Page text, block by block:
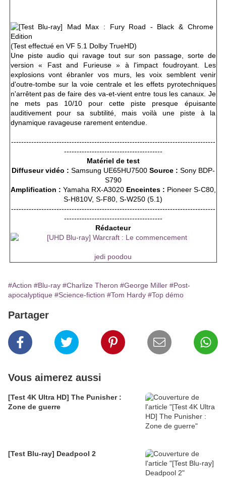
(Test effectué en VF 5.1 Dolby TrueHD)
Une piste audio qui ravage tout sur son passage, sorte de
version « Fast and Furieuse » à l'impact foudroyant. Les
explosions vont ébranler vos murs, les voix semblent venir
d'outre-tombe sur la voie centrale et les effets pyrotechniques
n'arrêtent pas de faire des va-et-vient entre tous les canaux. Je
ne mets pas 10/10 pour cette piste presque épuisante
auditivement pour sa subtilité, mais voilà une piste à la
dynamique ravageuse rarement entendue.
---------------------------------------------------------------------------------
---------------------------------------
Matériel de test
Diffuseur vidéo : Samsung UE65HU7500 Source : Sony BDP-
S790
Amplification : Yamaha RX-A3020 Enceintes : Pioneer S-C80,
S-H810V, S-F80, S-W250 (5.1)
---------------------------------------------------------------------------------
---------------------------------------
Rédacteur
jedi poodou
#Action #Blu-ray #Charlize Theron #George Miller #Post-
apocalyptique #Science-fiction #Tom Hardy #Top démo
Partager
Vous aimerez aussi
[Test 4K Ultra HD] The Punisher :
Zone de guerre
[Test Blu-ray] Deadpool 2